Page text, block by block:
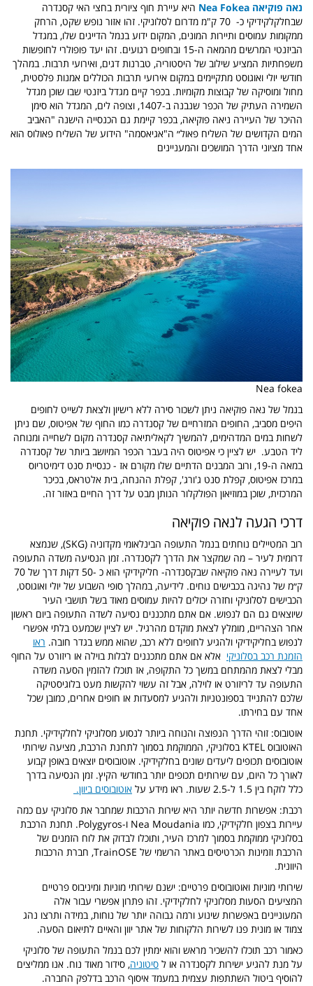
נאה פוקיאה Nea Fokea
היא עיירת חוף ציורית בחצי האי קסנדרה
שבחלקלקידיקי כ- 70 ק"מ מדרום לסלוניקי. זהו אזור נופש שקט, הרחק
ממקומות עמוסים ותיירות המונים, המקום ידוע בנמל הדייגים שלו, במגדל
הביזנטי המרשים מהמאה ה-15 ובחופים רגועים. זהו יעד פופולרי לחופשות
משפחתיות המציע שילוב של היסטוריה, טברנות דגים, ואירועי תרבות. במהלך
חודשי יולי ואוגוסט מתקיימים במקום אירועי תרבות הכוללים אמנות פלסטית,
מחול ומוסיקה של קבוצות מקומיות. בכפר קיים מגדל ביזנטי שבו שוכן מגדל
השמירה העתיק של הכפר שנבנה ב-1407, וצופה לים, ‪המגדל הוא סימן
ההיכר של העיירה ניאה פוקיאה, בכפר קיימת גם הכנסייה הישנה "האביב
המים הקדושים של השליח פאול״ ה"אגיאסמה" הידוע של השליח פאולוס הוא
אחד מציוני הדרך המושכים והמעניינים
Nea fokea
בנמל של נאה פוקיאה ניתן לשכור סירה ללא רישיון ולצאת לשייט לחופים
היפים מסביב, החופים המזרחיים של קסנדרה כמו החוף של אפיטוס, שם ניתן
לשחות במים המדהימים, להמשיך לקאליתיאה קסנדרה מקום לשחייה ומנוחה
ליד הטבע. יש לציין כי אפיטוס היה בעבר הכפר המיושב ביותר של קסנדרה
במאה ה-19, ורוב המבנים הדתיים שלו מקורם אז - כנסיית סנט דימיטריוס
במרכז אפיטוס, קפלת סנט ג'ורג', קפלת ההנחה, בית אלטראס, בכיכר
המרכזית, שוכן במוזיאון הפולקלור הנותן מבט על דרך החיים באזור זה.
דרכי הגעה לנאה פוקיאה
רוב המטיילים נוחתים בנמל התעופה הבינלאומי מקדוניה (SKG), שנמצא
דרומית לעיר – מה שמקצר את הדרך לקסנדרה. זמן הנסיעה משדה התעופה
ועד לעיירה נאה פוקיאה שבקסנדרה- חליקידיקי הוא כ -50 דקות דרך של 70
ק״מ של נהיגה בכבישים נוחים. לידיעה, במהלך סופי השבוע של יולי ואוגוסט,
הכבישים לסלוניקי וחזרה יכולים להיות עמוסים מאוד בשל תושבי העיר
שיוצאים גם הם לנפוש. אם אתם מתכננים נסיעה לשדה התעופה ביום ראשון
אחר הצהריים, מומלץ לצאת מוקדם מהרגיל. יש לציין שכמעט בלתי אפשרי
לנפוש בחליקידיקי ולהגיע לחופים ללא רכב, שהוא ממש בגדר חובה. ראו
הזמנת רכב בסלוניקי אלא אם אתם מתכננים לבלות בוילה או ריזורט על החוף
מבלי לצאת מהמתחם במשך כל התקופה, אז תוכלו להזמין הסעה משדה
התעופה עד לריזורט או לוילה, אבל זה עשוי להקשות מעט בלוגיסטיקה
שלכם להתנייד בספונטניות ולהגיע למסעדות או חופים אחרים, כמובן שכל
אחד עם בחירתו.
אוטובוס: זוהי הדרך הנפוצה והנוחה ביותר לנסוע מסלוניקי לחלקידיקי. תחנת
האוטובוס KTEL בסלוניקי, הממוקמת בסמוך לתחנת הרכבת, מציעה שירותי
אוטובוסים תכופים ליעדים שונים בחלקידיקי. אוטובוסים יוצאים באופן קבוע
לאורך כל היום, עם שירותים תכופים יותר בחודשי הקיץ. זמן הנסיעה בדרך
כלל לוקח בין 1.5 ל-2.5 שעות. ראו מידע על
אוטובוסים ביוון.
רכבת: אפשרות חדשה יותר היא שירות הרכבות שמחבר את סלוניקי עם כמה
עיירות בצפון חלקידיקי, כמו Nea Moudania ו-Polygyros. תחנת הרכבת
בסלוניקי ממוקמת בסמוך למרכז העיר, ותוכלו לבדוק את לוח הזמנים של
הרכבת וזמינות הכרטיסים באתר הרשמי של TrainOSE, חברת הרכבות
היוונית.
שירותי מוניות ואוטובוסים פרטיים: ישנם שירותי מוניות ומיניבוס פרטיים
המציעים הסעות מסלוניקי לחלקידיקי. זהו פתרון אפשרי עבור אלה
המעוניינים באפשרות שינוע ורמה גבוהה יותר של נוחות, במידה ותרצו נהג
צמוד או מונית פנו לשירות הלקוחות של אתר יוון והאיים לתיאום הסעה.
כאמור רכב תוכלו להשכיר מראש והוא ימתין לכם בנמל התעופה של סלוניקי
על מנת להגיע ישירות לקסנדרה או ל סיטוניה, סידור מאוד נוח. אנו ממליצים
להוסיף ביטול השתתפות עצמית במעמד איסוף הרכב בדלפק החברה.